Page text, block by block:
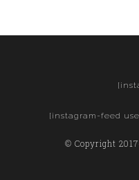
[instagram-feed
© Copyright